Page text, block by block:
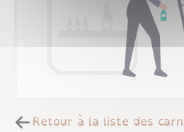
Retour à la liste des